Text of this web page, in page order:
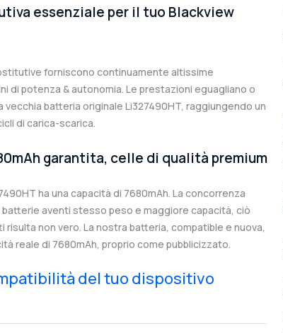
essenziale per il tuo Blackview
forniscono continuamente altissime
di potenza & autonomia. Le prestazioni eguagliano o
vecchia batteria originale Li327490HT, raggiungendo un
di carica-scarica.
garantita, celle di qualità premium
ha una capacità di 7680mAh. La concorrenza
aventi stesso peso e maggiore capacità, ciò
risulta non vero. La nostra batteria, compatible e nuova,
reale di 7680mAh, proprio come pubblicizzato.
del tuo dispositivo